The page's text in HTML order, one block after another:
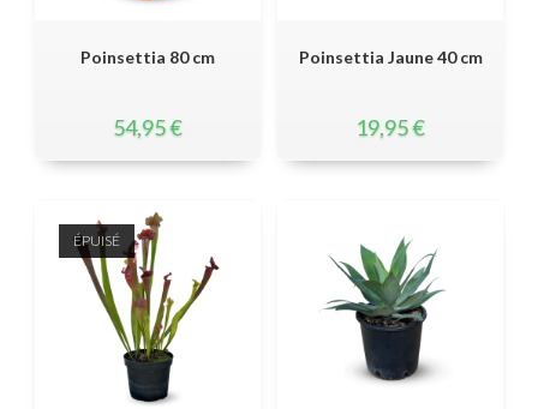
Poinsettia 80 cm
54,95€
Poinsettia Jaune 40 cm
19,95€
ÉPUISÉ